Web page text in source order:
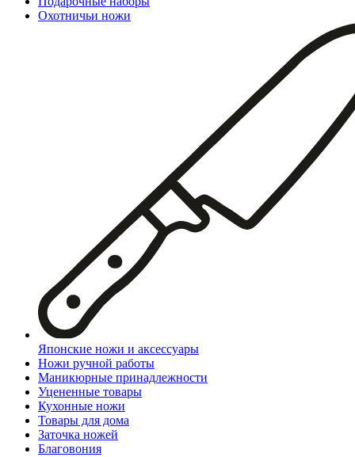
Охотничьи ножи
Японские ножи и аксессуары
Ножи ручной работы
Маникюрные принадлежности
Уцененные товары
Кухонные ножи
Товары для дома
Заточка ножей
Благовония